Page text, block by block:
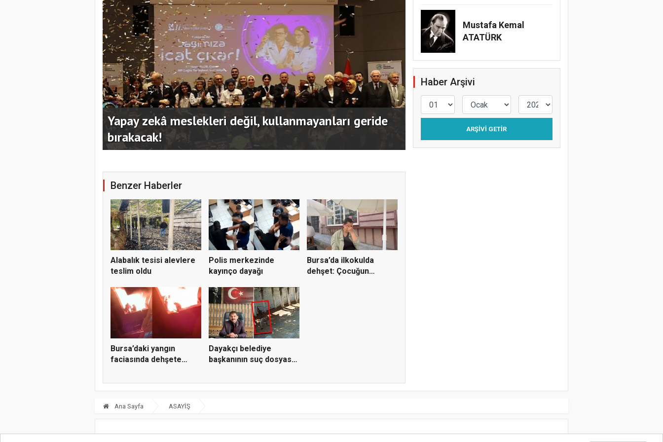
Kocaeli Büyükşehir’in SİDEM’i 129 bin kişiyi afetlere
hazırladı
Usta Gazeteci İsmail Sivri Konak’ta anıldı
Benzer Haberler
Alabalık tesisi alevlere
teslim oldu
Polis merkezinde
kayınço dayağı
Bursa’da ilkokulda
dehşet: Çocuğun
Bursa’daki yangın
faciasında dehşete
Dayakçı belediye
başkanının suç dosyası
Mustafa Kemal
ATATÜRK
Haber Arşivi
ARŞIVI GETIR
Ana Sayfa ASAYİŞ